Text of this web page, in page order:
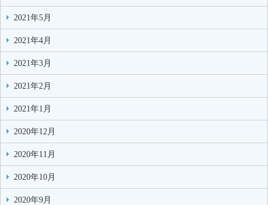
2021年5月
2021年4月
2021年3月
2021年2月
2021年1月
2020年12月
2020年11月
2020年10月
2020年9月